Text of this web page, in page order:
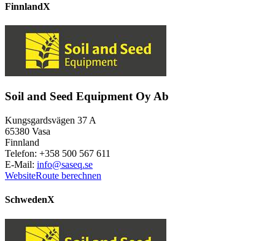
FinnlandX
Soil and Seed Equipment Oy Ab
Kungsgardsvägen 37 A
65380 Vasa
Finnland
Telefon: +358 500 567 611
E-Mail: info@saseq.se
WebsiteRoute berechnen
SchwedenX